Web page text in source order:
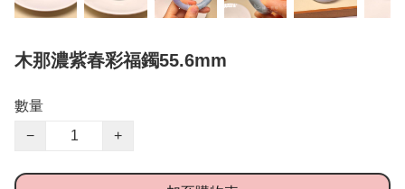
木那濃紫春彩福鐲55.6mm
數量
−
+